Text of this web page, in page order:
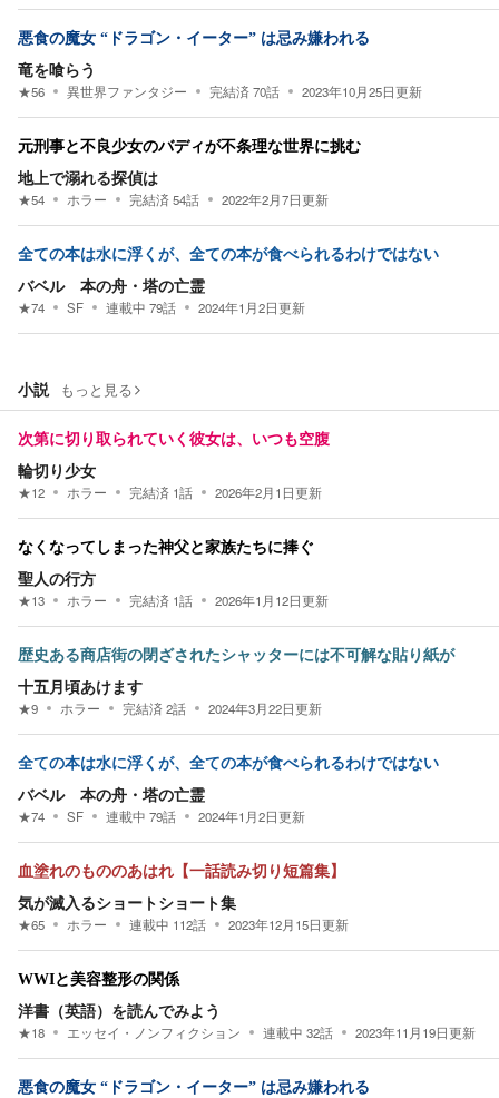
悪食の魔女 “ドラゴン・イーター” は忌み嫌われる
竜を喰らう
★56 異世界ファンタジー 完結済70話 2023年10月25日更新
元刑事と不良少女のバディが不条理な世界に挑む
地上で溺れる探偵は
★54 ホラー 完結済54話 2022年2月7日更新
全ての本は水に浮くが、全ての本が食べられるわけではない
バベル 本の舟・塔の亡霊
★74 SF 連載中 79話 2024年1月2日更新
小説 もっと見る
次第に切り取られていく彼女は、いつも空腹
輪切り少女
★12 ホラー 完結済 1話 2026年2月1日更新
なくなってしまった神父と家族たちに捧ぐ
聖人の行方
★13 ホラー 完結済 1話 2026年1月12日更新
歴史ある商店街の閉ざされたシャッターには不可解な貼り紙が
十五月頃あけます
★9 ホラー 完結済2話 2024年3月22日更新
全ての本は水に浮くが、全ての本が食べられるわけではない
バベル 本の舟・塔の亡霊
★74 SF 連載中 79話 2024年1月2日更新
血塗れのもののあはれ【一話読み切り短篇集】
気が滅入るショートショート集
★65 ホラー 連載中 112話 2023年12月15日更新
WWIと美容整形の関係
洋書（英語）を読んでみよう
★18 エッセイ・ノンフィクション 連載中 32話 2023年11月19日更新
悪食の魔女 “ドラゴン・イーター” は忌み嫌われる